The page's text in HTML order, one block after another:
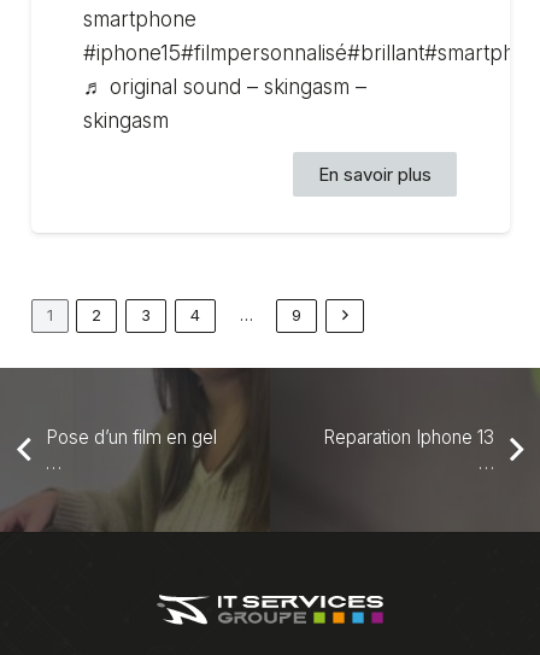
smartphone
♬ original sound – skingasm –
skingasm
En savoir plus
1 2 3 4 … 9
Pose d’un film en gel
…
Reparation Iphone 13
…